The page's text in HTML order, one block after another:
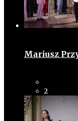
Mariusz
2